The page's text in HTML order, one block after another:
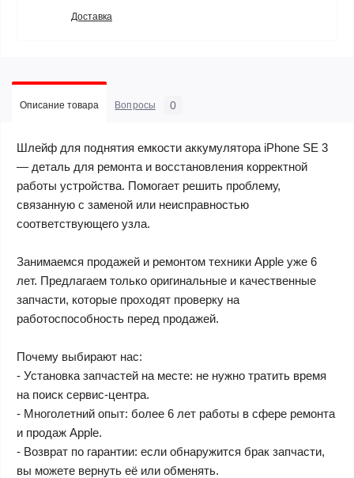
Доставка
Описание товара Вопросы 0
Шлейф для поднятия емкости аккумулятора iPhone SE 3
— деталь для ремонта и восстановления корректной
работы устройства. Помогает решить проблему,
связанную с заменой или неисправностью
соответствующего узла.
Занимаемся продажей и ремонтом техники Apple уже 6
лет. Предлагаем только оригинальные и качественные
запчасти, которые проходят проверку на
работоспособность перед продажей.
Почему выбирают нас:
- Установка запчастей на месте: не нужно тратить время
на поиск сервис-центра.
- Многолетний опыт: более 6 лет работы в сфере ремонта
и продаж Apple.
- Возврат по гарантии: если обнаружится брак запчасти,
вы можете вернуть её или обменять.